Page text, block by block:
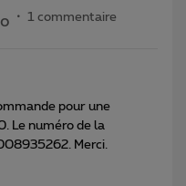
1 commentaire
pour une
Le numéro de la
Merci.